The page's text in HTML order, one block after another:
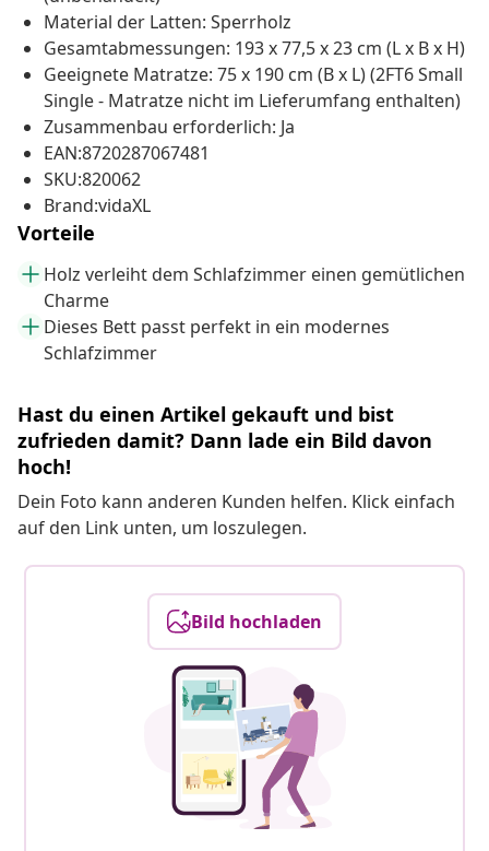
Material der Latten: Sperrholz
Gesamtabmessungen: 193 x 77,5 x 23 cm (L x B x H)
Geeignete Matratze: 75 x 190 cm (B x L) (2FT6 Small
Single - Matratze nicht im Lieferumfang enthalten)
Zusammenbau erforderlich: Ja
EAN:8720287067481
SKU:820062
Brand:vidaXL
Vorteile
Holz verleiht dem Schlafzimmer einen gemütlichen
Charme
Dieses Bett passt perfekt in ein modernes
Schlafzimmer
Hast du einen Artikel gekauft und bist
zufrieden damit? Dann lade ein Bild davon
hoch!
Dein Foto kann anderen Kunden helfen. Klick einfach
auf den Link unten, um loszulegen.
Bild hochladen